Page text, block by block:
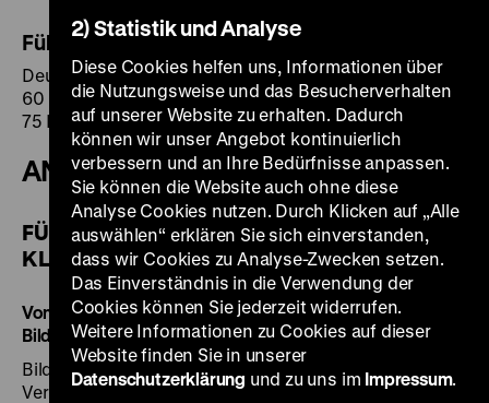
Führungen für Gruppen
Deutsch, Englisch, Französisch, Spanisch
60 Minuten
75 Euro zzgl. Eintritt
ANGEBOTE FÜR SCHULKLASSEN
FÜHRUNGEN FÜR GRUNDSCHULEN, AB 3.
KLASSE
Von Helden, Ganoven und braven Kindern! Wie
Bildmedien Meinungen beeinflussen
Bilderbogen und Flugblätter erzählen von Gaunern und
Verbrechern sowie über Helden und Vorbilder. In der
2) Statistik und Analyse
Diese Cookies helfen uns, Informationen über
die Nutzungsweise und das Besucherverhalten
auf unserer Website zu erhalten. Dadurch
können wir unser Angebot kontinuierlich
verbessern und an Ihre Bedürfnisse anpassen.
Sie können die Website auch ohne diese
Analyse Cookies nutzen. Durch Klicken auf „Alle
auswählen“ erklären Sie sich einverstanden,
dass wir Cookies zu Analyse-Zwecken setzen.
Das Einverständnis in die Verwendung der
Cookies können Sie jederzeit widerrufen.
Weitere Informationen zu Cookies auf dieser
Website finden Sie in unserer
Datenschutzerklärung und zu uns im Impressum.